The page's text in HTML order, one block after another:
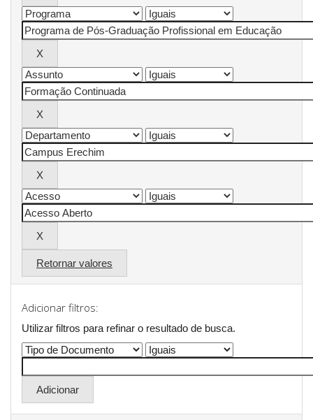
Retornar valores
Adicionar filtros:
Utilizar filtros para refinar o resultado de busca.